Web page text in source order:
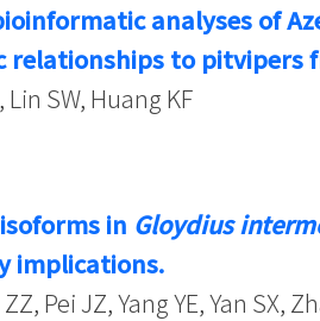
analyses of
relationships to pitvipers
Lin SW, Huang KF
in Gloydius
implications.
Pei JZ, Yang YE, Yan SX,